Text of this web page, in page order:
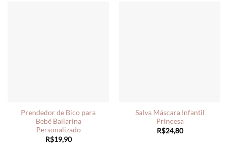
Prendedor de Bico para
Bebê Bailarina
Personalizado
R$19,90
Salva Máscara Infantil
Princesa
R$24,80